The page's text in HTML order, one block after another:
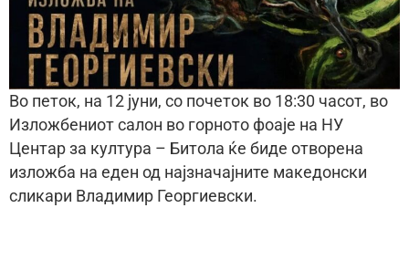
Во петок, на 12 јуни, со почеток во 18:30 часот, во
Изложбениот салон во горното фоаје на НУ
Центар за култура – Битола ќе биде отворена
изложба на еден од најзначајните македонски
сликари Владимир Георгиевски.